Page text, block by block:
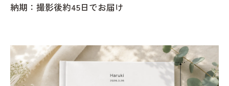
納期：撮影後約45日でお届け